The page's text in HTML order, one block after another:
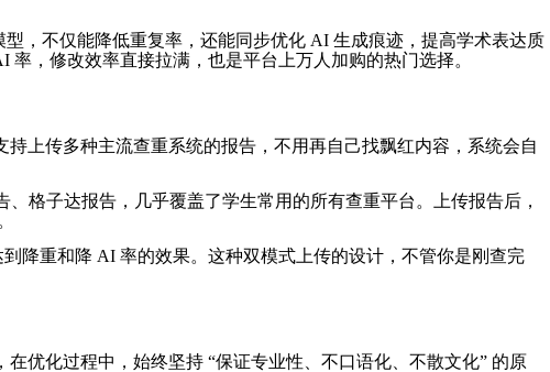
，不仅能降低重复率，还能同步优化 AI 生成痕迹，提高学术表达质
，修改效率直接拉满，也是平台上万人加购的热门选择。
上传多种主流查重系统的报告，不用再自己找飘红内容，系统会自
格子达报告，几乎覆盖了学生常用的所有查重平台。上传报告后，
降重和降 AI 率的效果。这种双模式上传的设计，不管你是刚查完
优化过程中，始终坚持 “保证专业性、不口语化、不散文化” 的原